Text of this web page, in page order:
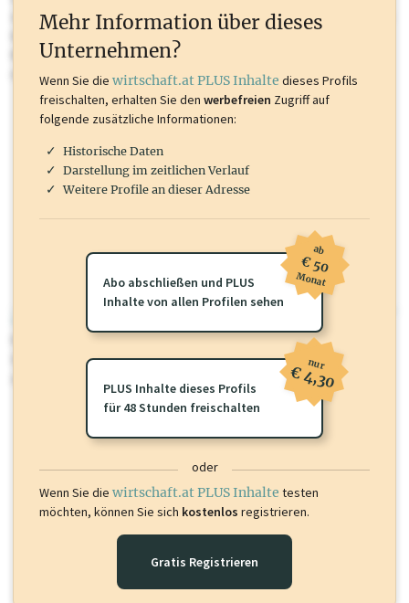
oder loggen Sie sich ein um diese Inhalte zu sehen. wirtschaft.at PLUS
Marken, Patente, Rechtstatsachen, OTS-Aussendungen, und viele
mehr.
Für dieses Profil gibt es zusätzlichewirtschaft.at PLUS Inhalte
Sie momentan nicht einsehen können. Schalten Sie dieses Profil frei
oder loggen Sie sich ein um diese Inhalte zu sehen.
Mehr Information über dieses
Unternehmen?
Wenn Sie die wirtschaft.at PLUS Inhalte dieses Profils
freischalten, erhalten Sie den werbefreien Zugriff auf
folgende zusätzliche Informationen:
Historische Daten
Darstellung im zeitlichen Verlauf
Weitere Profile an dieser Adresse
Abo abschließen und PLUS
Inhalte von allen Profilen sehen
ab
€ 50
Monat
PLUS Inhalte dieses Profils
für 48 Stunden freischalten
nur
€ 4,30
oder
Wenn Sie die wirtschaft.at PLUS Inhalte testen
möchten, können Sie sich kostenlos registrieren.
Gratis Registrieren